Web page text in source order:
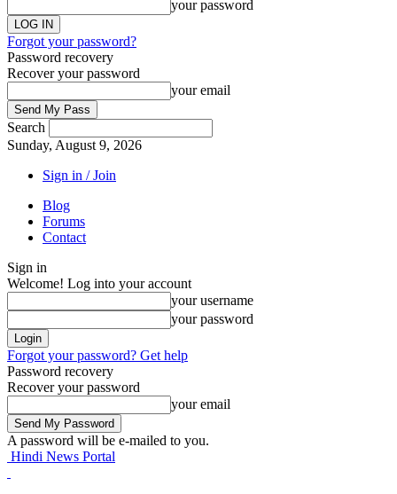
your password
Forgot your password?
Password recovery
Recover your password
your email
Search
Sunday, August 9, 2026
Sign in / Join
Blog
Forums
Contact
Sign in
Welcome! Log into your account
your username
your password
Forgot your password? Get help
Password recovery
Recover your password
your email
A password will be e-mailed to you.
Hindi News Portal